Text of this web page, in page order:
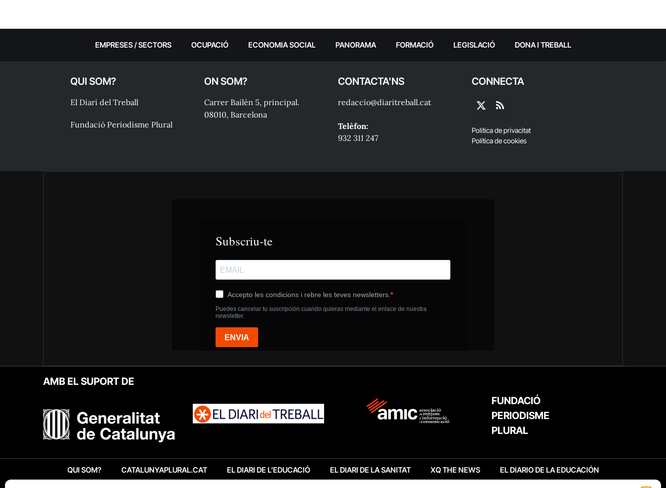
EMPRESES / SECTORS OCUPACIÓ ECONOMIA SOCIAL PANORAMA FORMACIÓ LEGISLACIÓ DONA I TREBALL
QUI SOM?
El Diari del Treball
Fundació Periodisme Plural
ON SOM?
Carrer Bailén 5, principal.
08010, Barcelona
CONTACTA'NS
redaccio@diaritreball.cat
Telèfon:
932 311 247
CONNECTA
X
RSS
Política de privacitat
Política de cookies
AMB EL SUPORT DE
FUNDACIÓ
PERIODISME
PLURAL
QUI SOM? CATALUNYAPLURAL.CAT EL DIARI DE L’EDUCACIÓ EL DIARI DE LA SANITAT XQ THE NEWS EL DIARIO DE LA EDUCACIÓN